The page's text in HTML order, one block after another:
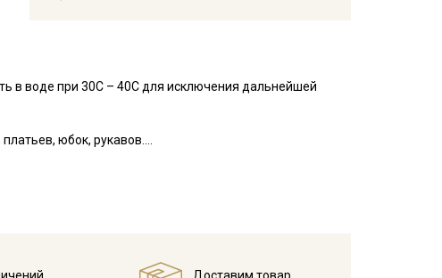
в воде при 30С – 40С для исключения дальнейшей
юбок, рукавов.
занавесок, подушек, пледов. Подойдет для
Доставим товар